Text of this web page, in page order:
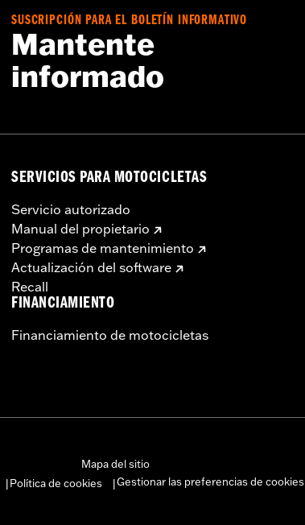
warranty
SUSCRIPCIÓN PARA EL BOLETÍN INFORMATIVO
Mantente
informado
SERVICIOS PARA MOTOCICLETAS
Servicio autorizado
Manual del propietario
Programas de mantenimiento
Actualización del software
Recall
FINANCIAMIENTO
Financiamiento de motocicletas
Mapa del sitio
Política de cookies Gestionar las preferencias de cookies